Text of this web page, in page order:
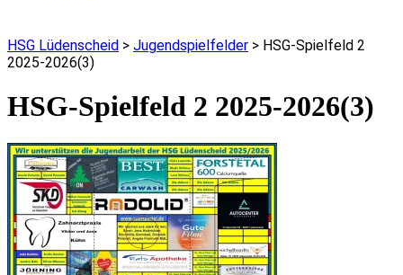
HSG Lüdenscheid > Jugendspielfelder > HSG-Spielfeld 2
2025-2026(3)
HSG-Spielfeld 2 2025-2026(3)